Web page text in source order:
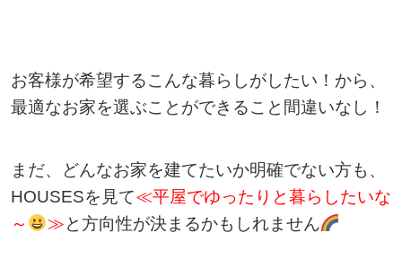
お客様が希望するこんな暮らしがしたい！から、
最適なお家を選ぶことができること間違いなし！
まだ、どんなお家を建てたいか明確でない方も、
HOUSESを見て≪平屋でゆったりと暮らしたいな
～
≫と方向性が決まるかもしれません